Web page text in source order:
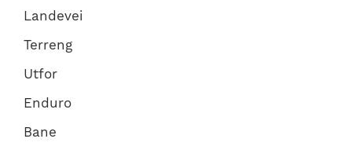
Landevei
Terreng
Utfor
Enduro
Bane